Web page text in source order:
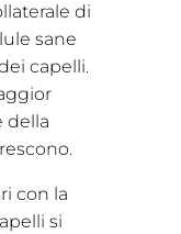
di
sane
capelli.
della
con la
si